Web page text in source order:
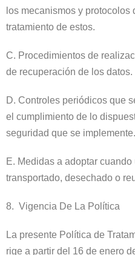
los mecanismos y protocolos
tratamiento de estos.
C. Procedimientos de
de recuperación de los datos.
D. Controles periódicos que
el cumplimiento de lo
seguridad que se implemente.
E. Medidas a adoptar
transportado, desechado o
8. Vigencia De La Política
La presente Política de
rige a partir del 16 de enero